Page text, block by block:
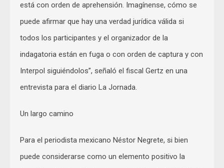
está con orden de aprehensión. Imagínense, cómo se
puede afirmar que hay una verdad jurídica válida si
todos los participantes y el organizador de la
indagatoria están en fuga o con orden de captura y con
Interpol siguiéndolos”, señaló el fiscal Gertz en una
entrevista para el diario La Jornada.
Un largo camino
Para el periodista mexicano Néstor Negrete, si bien
puede considerarse como un elemento positivo la